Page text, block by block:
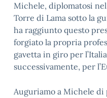
Michele, diplomatosi
Torre di Lama sotto la
ha raggiunto questo
forgiato la propria
gavetta in giro per
successivamente, per
Auguriamo a Michele